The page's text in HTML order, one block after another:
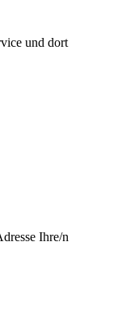
und dort
Ihre/n